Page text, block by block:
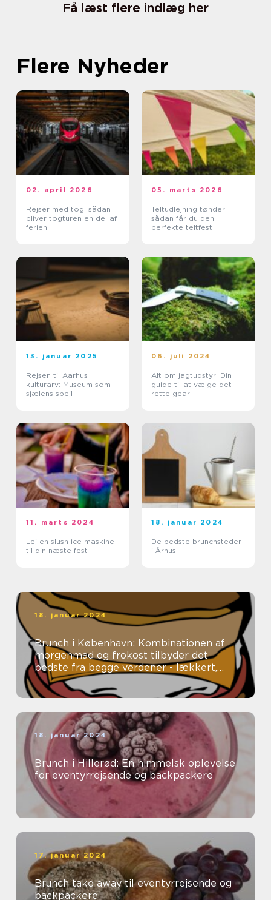
Få læst flere indlæg her
Flere Nyheder
02. april 2026
Rejser med tog: sådan
bliver togturen en del af
ferien
05. marts 2026
Teltudlejning tønder
sådan får du den
perfekte teltfest
13. januar 2025
Rejsen til Aarhus
kulturarv: Museum som
sjælens spejl
06. juli 2024
Alt om jagtudstyr: Din
guide til at vælge det
rette gear
11. marts 2024
Lej en slush ice maskine
til din næste fest
18. januar 2024
De bedste brunchsteder
i Århus
18. januar 2024
Brunch i København: Kombinationen af
morgenmad og frokost tilbyder det
bedste fra begge verdener - lækkert,
tilfredsstillende mad uden en fastlagt
spi...
18. januar 2024
Brunch i Hillerød: En himmelsk oplevelse
for eventyrrejsende og backpackere
17. januar 2024
Brunch take away til eventyrrejsende og
backpackere